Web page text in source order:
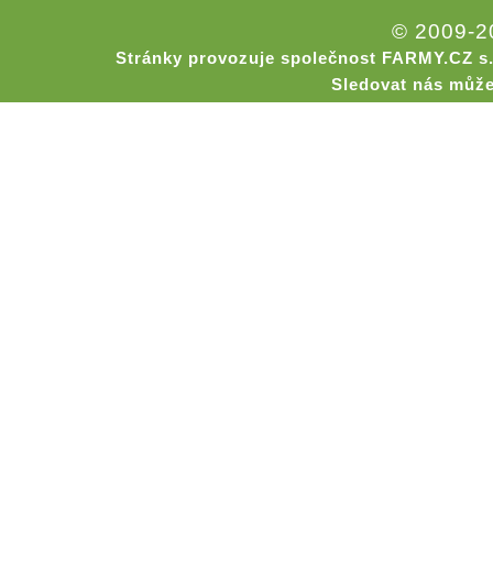
© 2009-
Stránky provozuje společnost FARMY.CZ
Sledovat nás